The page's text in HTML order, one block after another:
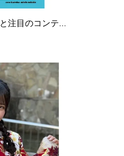
注目のコンテ...